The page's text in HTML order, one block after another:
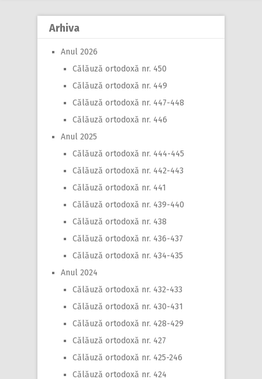
Arhiva
Anul 2026
Călăuză ortodoxă nr. 450
Călăuză ortodoxă nr. 449
Călăuză ortodoxă nr. 447-448
Călăuză ortodoxă nr. 446
Anul 2025
Călăuză ortodoxă nr. 444-445
Călăuză ortodoxă nr. 442-443
Călăuză ortodoxă nr. 441
Călăuză ortodoxă nr. 439-440
Călăuză ortodoxă nr. 438
Călăuză ortodoxă nr. 436-437
Călăuză ortodoxă nr. 434-435
Anul 2024
Călăuză ortodoxă nr. 432-433
Călăuză ortodoxă nr. 430-431
Călăuză ortodoxă nr. 428-429
Călăuză ortodoxă nr. 427
Călăuză ortodoxă nr. 425-246
Călăuză ortodoxă nr. 424